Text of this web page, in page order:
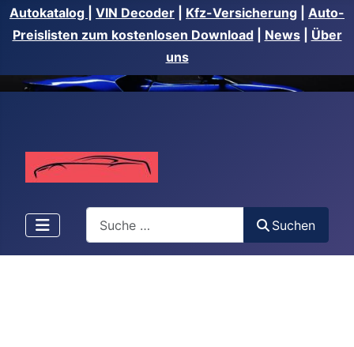
Autokatalog VIN Decoder Kfz-Versicherung
Auto-
Preislisten zum kostenlosen Download| News| Über
uns
Suchen